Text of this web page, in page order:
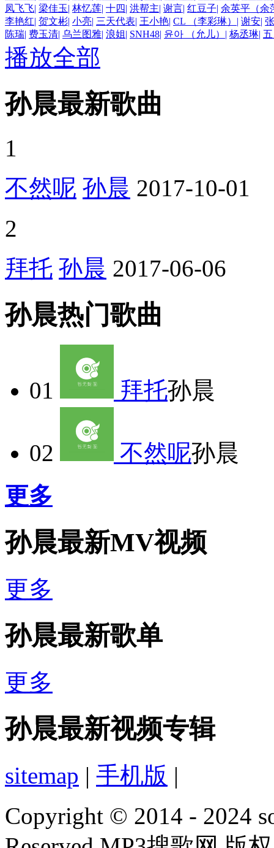
凤飞飞| 梁佳玉| 林忆莲| 十四| 洪帮主| 谢言| 红豆子| 余英平（余
李艳红| 贺文彬| 小亮| 三天代表| 王小艳| CL （李彩琳） | 谢安|
陈瑞| 费玉清| 乌兰图雅| 浪姐| SNH48| 윤아 （允儿） | 杨丞琳|
播放全部
孙晨最新歌曲
1
不然呢 孙晨 2017-10-01
2
拜托 孙晨 2017-06-06
孙晨热门歌曲
01 拜托孙晨
02 不然呢孙晨
更多
孙晨最新MV视频
更多
孙晨最新歌单
更多
孙晨最新视频专辑
sitemap | 手机版 |
Copyright © 2014 - 2024